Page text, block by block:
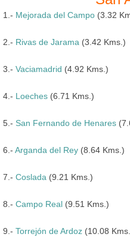
1.- Mejorada del Campo (3.32
2.- Rivas de Jarama (3.42 Kms.)
3.- Vaciamadrid (4.92 Kms.)
4.- Loeches (6.71 Kms.)
5.- San Fernando de Henares
6.- Arganda del Rey (8.64 Kms.)
7.- Coslada (9.21 Kms.)
8.- Campo Real (9.51 Kms.)
9.- Torrejón de Ardoz (10.08